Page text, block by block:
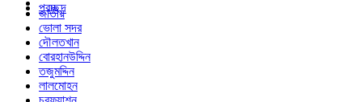
প্রচ্ছদ
জাতীয়
ভোলা সদর
দৌলতখান
বোরহানউদ্দিন
তজুমদ্দিন
লালমোহন